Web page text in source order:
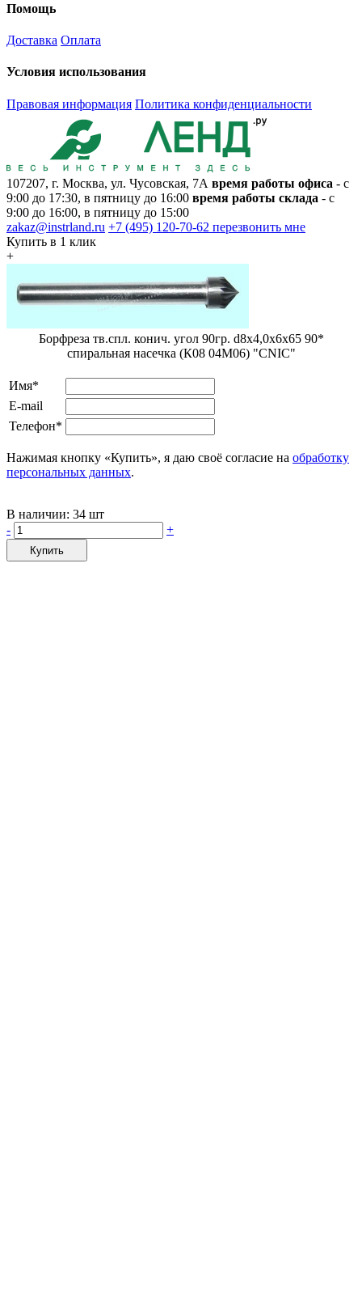
Помощь
Доставка Оплата
Условия использования
Правовая информация Политика конфиденциальности
107207, г. Москва, ул. Чусовская, 7А время работы офиса - с
9:00 до 17:30, в пятницу до 16:00 время работы склада - с
9:00 до 16:00, в пятницу до 15:00
zakaz@instrland.ru +7 (495) 120-70-62 перезвонить мне
Купить в 1 клик
+
Борфреза тв.спл. конич. угол 90гр. d8х4,0х6х65 90*
спиральная насечка (К08 04М06) "CNIC"
Имя*
E-mail
Телефон*
Нажимая кнопку «Купить», я даю своё согласие на обработку
персональных данных.
В наличии: 34 шт
-
+
Купить